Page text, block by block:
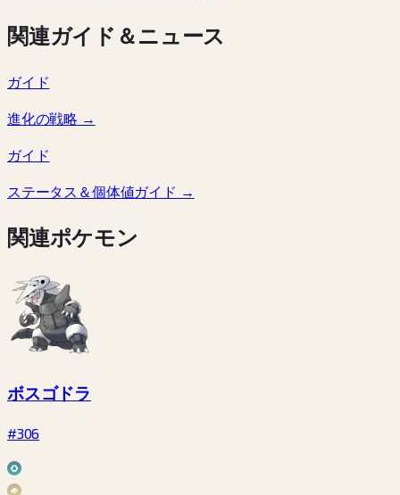
関連ガイド＆ニュース
ガイド
進化の戦略 →
ガイド
ステータス＆個体値ガイド →
関連ポケモン
ボスゴドラ
#306